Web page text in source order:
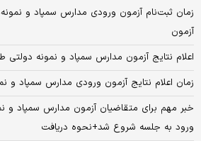
زمان ثبت‌نام آزمون ورودی مدارس سمپاد و
آزمون
اعلام نتایج آزمون مدارس سمپاد و نمونه دولتی
زمان اعلام نتایج آزمون ورودی مدارس سمپاد و
خبر مهم برای متقاضیان آزمون مدارس سمپاد و
ورود به جلسه شروع شد+نحوه دریافت